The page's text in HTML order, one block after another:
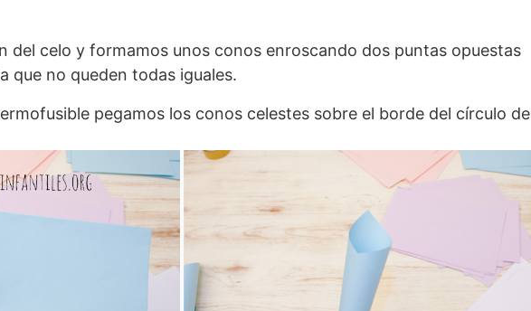
del celo y formamos unos conos enroscando dos puntas opuestas
que no queden todas iguales.
pegamos los conos celestes sobre el borde del círculo de